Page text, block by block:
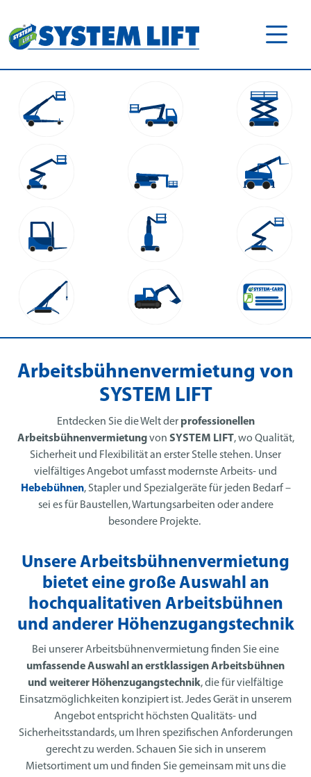
Arbeitsbühnenvermietung von
SYSTEM LIFT
Entdecken Sie die Welt der professionellen
Arbeitsbühnenvermietungvon SYSTEM LIFT, wo Qualität,
Sicherheit und Flexibilität an erster Stelle stehen. Unser
vielfältiges Angebot umfasst modernste Arbeits- und
Hebebühnen, Stapler und Spezialgeräte für jeden Bedarf –
sei es für Baustellen, Wartungsarbeiten oder andere
besondere Projekte.
Unsere Arbeitsbühnenvermietung
bietet eine große Auswahl an
hochqualitativen Arbeitsbühnen
und anderer Höhenzugangstechnik
Bei unserer Arbeitsbühnenvermietung finden Sie eine
umfassende Auswahl an erstklassigen Arbeitsbühnen
und weiterer Höhenzugangstechnik, die für vielfältige
Einsatzmöglichkeiten konzipiert ist. Jedes Gerät in unserem
Angebot entspricht höchsten Qualitäts- und
Sicherheitsstandards, um Ihren spezifischen Anforderungen
gerecht zu werden. Schauen Sie sich in unserem
Mietsortiment um und finden Sie gemeinsam mit uns die